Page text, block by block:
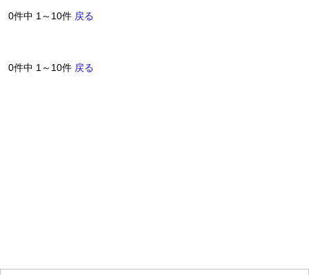
0件中 1～10件 戻る
0件中 1～10件 戻る